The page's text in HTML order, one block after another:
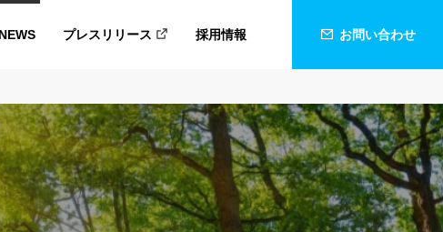
NEWS プレスリリース 採用情報 お問い合わせ